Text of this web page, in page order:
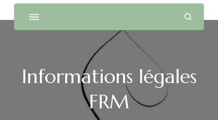
Informations légales
FRM